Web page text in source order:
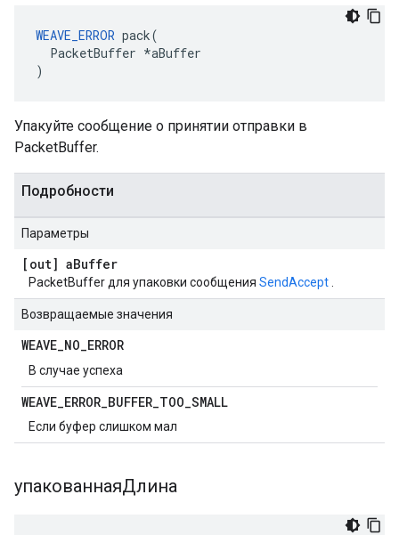
WEAVE_ERROR pack(
  PacketBuffer *aBuffer
)
Упакуйте сообщение о принятии отправки в
PacketBuffer.
Подробности
Параметры
[out] aBuffer
PacketBuffer для упаковки сообщения SendAccept
Возвращаемые значения
WEAVE_NO_ERROR
В случае успеха
WEAVE_ERROR_BUFFER_TOO_SMALL
Если буфер слишком мал
упакованнаяДлина